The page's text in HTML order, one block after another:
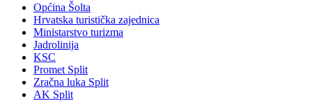
Općina Šolta
Hrvatska turistička zajednica
Ministarstvo turizma
Jadrolinija
KSC
Promet Split
Zračna luka Split
AK Split